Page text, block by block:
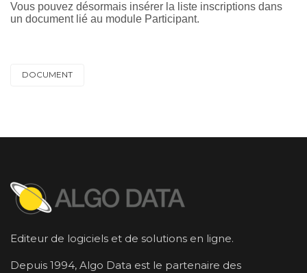
Vous pouvez désormais insérer la liste inscriptions dans
un document lié au module Participant.
DOCUMENT
Editeur de logiciels et de solutions en ligne.
Depuis 1994, Algo Data est le partenaire des